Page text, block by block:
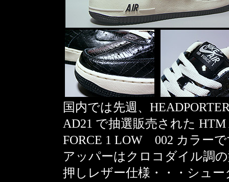
国内では先週、
AD21 で抽選販売された HTM
FORCE 1 LOW 002 カラー
アッパーはクロコダイル調
押しレザー仕様・・・シュー